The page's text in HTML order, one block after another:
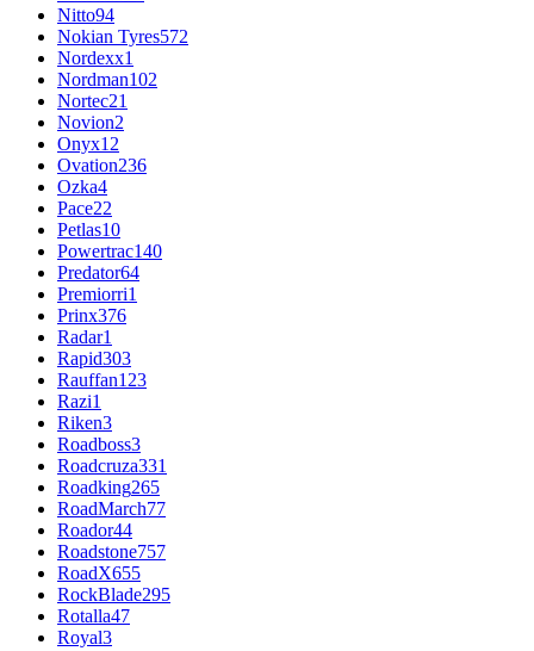
Nitto94
Nokian Tyres572
Nordexx1
Nordman102
Nortec21
Novion2
Onyx12
Ovation236
Ozka4
Pace22
Petlas10
Powertrac140
Predator64
Premiorri1
Prinx376
Radar1
Rapid303
Rauffan123
Razi1
Riken3
Roadboss3
Roadcruza331
Roadking265
RoadMarch77
Roador44
Roadstone757
RoadX655
RockBlade295
Rotalla47
Royal3